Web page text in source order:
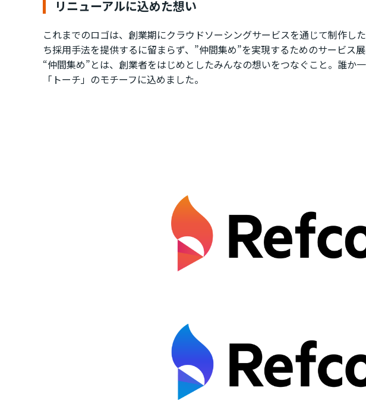
リニューアルに込めた想い
これまでのロゴは、創業期にクラウドソーシングサービスを通じて制作
ち採用手法を提供するに留まらず、”仲間集め”を実現するためのサービス展
“仲間集め”とは、創業者をはじめとしたみんなの想いをつなぐこと。誰
「トーチ」のモチーフに込めました。